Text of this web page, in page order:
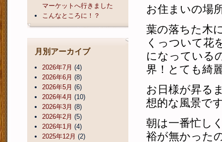
お住まいの場
葉の落ちた木
くっついて花
になっている
界！とても綺
お日様が昇る
想的な風景で
朝は一番忙し
裕が無かった
マーケットへ行きました
こんなところに！？
月別アーカイブ
2026年7月 (4)
2026年6月 (8)
2026年5月 (6)
2026年4月 (10)
2026年3月 (8)
2026年2月 (5)
2026年1月 (4)
2025年12月 (2)